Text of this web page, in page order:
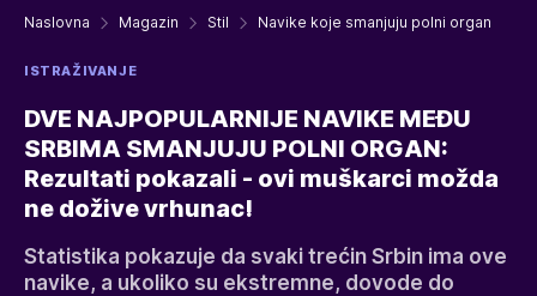
Naslovna Magazin Stil Navike koje smanjuju polni organ
ISTRAŽIVANJE
DVE NAJPOPULARNIJE NAVIKE MEĐU
SRBIMA SMANJUJU POLNI ORGAN:
Rezultati pokazali - ovi muškarci možda
ne dožive vrhunac!
Statistika pokazuje da svaki trećin Srbin ima ove
navike, a ukoliko su ekstremne, dovode do